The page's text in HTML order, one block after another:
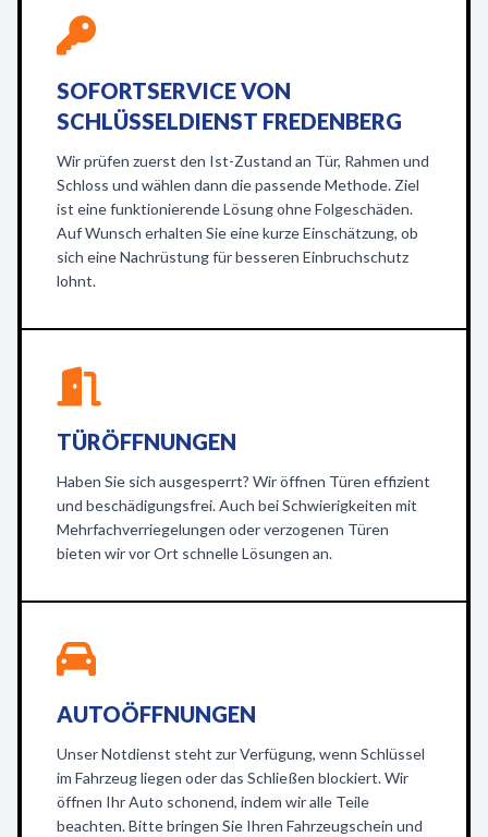
SOFORTSERVICE VON
SCHLÜSSELDIENST FREDENBERG
Wir prüfen zuerst den Ist-Zustand an Tür, Rahmen und
Schloss und wählen dann die passende Methode. Ziel
ist eine funktionierende Lösung ohne Folgeschäden.
Auf Wunsch erhalten Sie eine kurze Einschätzung, ob
sich eine Nachrüstung für besseren Einbruchschutz
lohnt.
TÜRÖFFNUNGEN
Haben Sie sich ausgesperrt? Wir öffnen Türen effizient
und beschädigungsfrei. Auch bei Schwierigkeiten mit
Mehrfachverriegelungen oder verzogenen Türen
bieten wir vor Ort schnelle Lösungen an.
AUTOÖFFNUNGEN
Unser Notdienst steht zur Verfügung, wenn Schlüssel
im Fahrzeug liegen oder das Schließen blockiert. Wir
öffnen Ihr Auto schonend, indem wir alle Teile
beachten. Bitte bringen Sie Ihren Fahrzeugschein und